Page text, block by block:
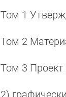
Том 1
Том 2
Том 3 Проект
2)